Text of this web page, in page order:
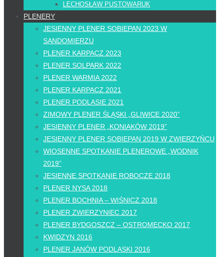
LECHOSŁAW PUSTOWARUK
PLENERY
JESIENNY PLENER SOBIEPAN 2023 W
SANDOMIERZU
PLENER KARPACZ 2023
PLENER SOLPARK 2022
PLENER WARMIA 2022
PLENER KARPACZ 2021
PLENER PODLASIE 2021
ZIMOWY PLENER ŚLĄSKI „GLIWICE 2020”
JESIENNY PLENER „KONIAKÓW 2019”
JESIENNY PLENER SOBIEPAN 2019 W ZWIERZYŃCU
WIOSENNE SPOTKANIE PLENEROWE „WODNIK
2019”
JESIENNE SPOTKANIE ROBOCZE 2018
PLENER NYSA 2018
PLENER BOCHNIA – WIŚNICZ 2018
PLENER ZWIERZYNIEC 2017
PLENER BYDGOSZCZ – OSTROMECKO 2017
KWIDZYN 2016
PLENER JANÓW PODLASKI 2016